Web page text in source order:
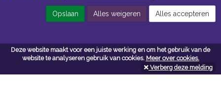
Deze website maakt voor een juiste werking en om het gebruik van de
website te analyseren gebruik van cookies. Meer over cookies.
Verberg deze melding
Navigatie
Algemene voorwaarden
Privacy
Opslaan Alles weigeren Alles accepteren